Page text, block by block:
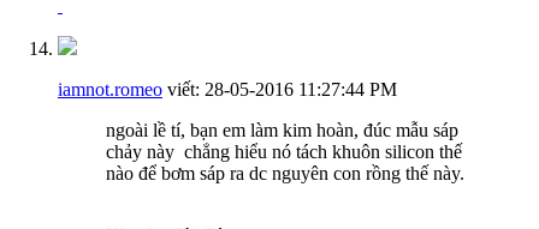
iamnot.romeo viết: 28-05-2016 11:27:44 PM
ngoài lề tí, bạn em làm kim hoàn, đúc mẫu sáp
chảy này chẳng hiểu nó tách khuôn silicon thế
nào để bơm sáp ra dc nguyên con rồng thế này.